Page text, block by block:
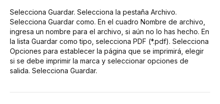
Selecciona Guardar. Selecciona la pestaña Archivo.
Selecciona Guardar como. En el cuadro Nombre de archivo,
ingresa un nombre para el archivo, si aún no lo has hecho. En
la lista Guardar como tipo, selecciona PDF (*.pdf). Selecciona
Opciones para establecer la página que se imprimirá, elegir
si se debe imprimir la marca y seleccionar opciones de
salida. Selecciona Guardar.